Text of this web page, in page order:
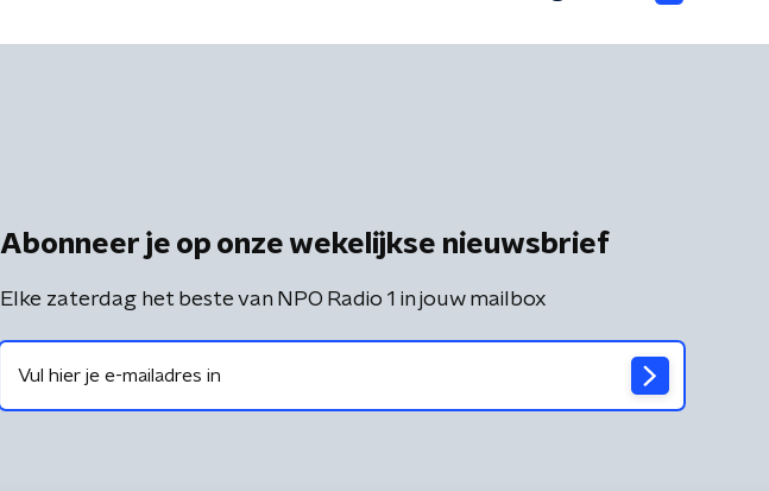
Abonneer je op onze wekelijkse nieuwsbrief
Elke zaterdag het beste van NPO Radio 1 in jouw mailbox